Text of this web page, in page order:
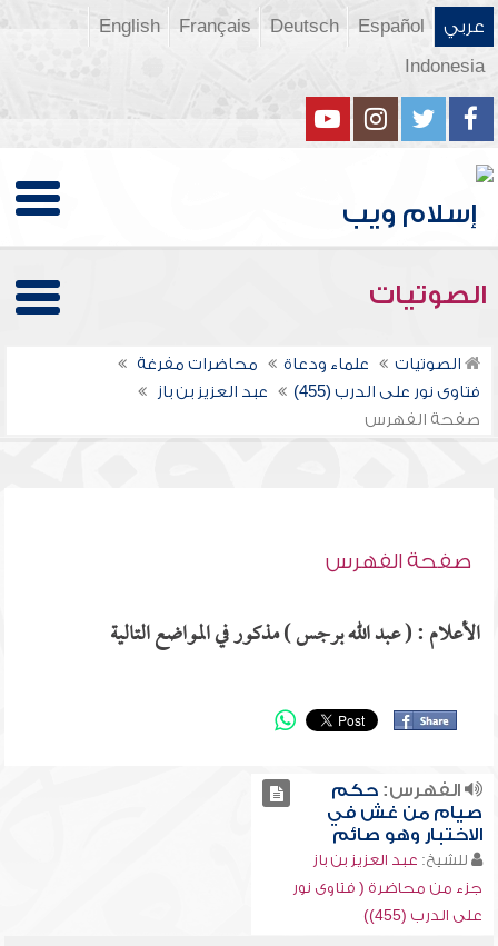
عربي Español
Deutsch
Français
English
Indonesia
الصوتيات
الصوتيات علماء ودعاة
محاضرات مفرغة
فتاوى نور على الدرب (455)
عبد العزيز بن باز
صفحة الفهرس
صفحة الفهرس
الأعلام : ( عبد الله برجس ) مذكور في المواضع التالية
الفهرس:حكم
صيام من غش في
الاختبار وهو صائم
للشيخ: عبد العزيز بن باز
جزء من محاضرة ( فتاوى نور
على الدرب (455))